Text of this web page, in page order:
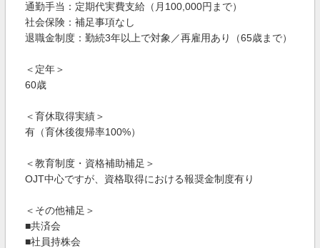
通勤手当：定期代実費支給（月100,000円まで）
社会保険：補足事項なし
退職金制度：勤続3年以上で対象／再雇用あり（65歳まで）
＜定年＞
60歳
＜育休取得実績＞
有（育休後復帰率100%）
＜教育制度・資格補助補足＞
OJT中心ですが、資格取得における報奨金制度有り
＜その他補足＞
■共済会
■社員持株会